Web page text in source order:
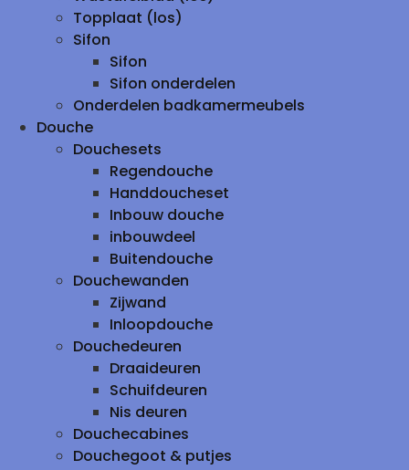
Topplaat (los)
Sifon
Sifon
Sifon onderdelen
Onderdelen badkamermeubels
Douche
Douchesets
Regendouche
Handdoucheset
Inbouw douche
inbouwdeel
Buitendouche
Douchewanden
Zijwand
Inloopdouche
Douchedeuren
Draaideuren
Schuifdeuren
Nis deuren
Douchecabines
Douchegoot & putjes